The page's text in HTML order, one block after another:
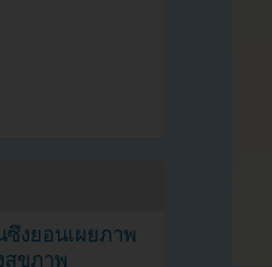
ซึงยอนเผยภาพ
สุขภาพ